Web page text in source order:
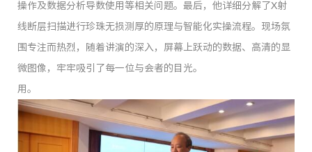
操作及数据分析导数使用等相关问题。最后，他详细分解了X射
线断层扫描进行珍珠无损测厚的原理与智能化实操流程。现场氛
围专注而热烈，随着讲演的深入，屏幕上跃动的数据、高清的显
微图像，牢牢吸引了每一位与会者的目光。
用。